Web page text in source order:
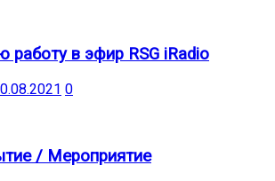
работу в эфир RSG iRadio
0
/ Мероприятие